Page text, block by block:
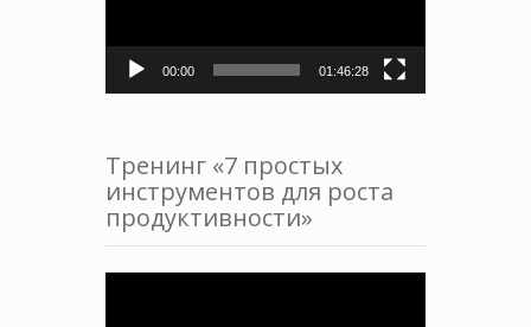
00:00 01:46:28
Тренинг «7 простых
инструментов для роста
продуктивности»